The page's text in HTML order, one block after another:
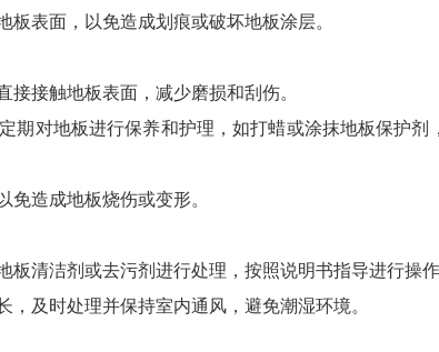
板表面，以免造成划痕或破坏地板涂层。
接接触地板表面，减少磨损和刮伤。
期对地板进行保养和护理，如打蜡或涂抹地板保护剂
免造成地板烧伤或变形。
板清洁剂或去污剂进行处理，按照说明书指导进行操
，及时处理并保持室内通风，避免潮湿环境。